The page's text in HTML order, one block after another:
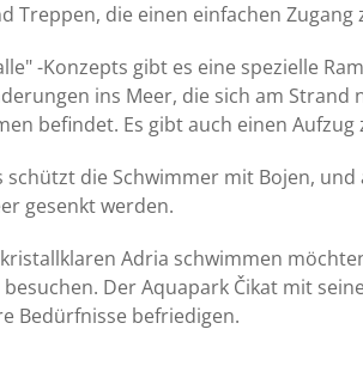
Treppen, die einen einfachen
-Konzepts gibt es eine spezielle
ins Meer, die sich am
befindet. Es gibt auch einen Aufzug
schützt die Schwimmer mit Bojen,
gesenkt werden.
Adria schwimmen
Der Aquapark Čikat mit
Bedürfnisse befriedigen.